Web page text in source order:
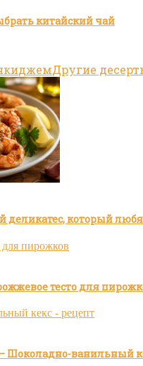
китайский чай
джемДругие
деликатес, который
тесто для
Шоколадно-ванильный